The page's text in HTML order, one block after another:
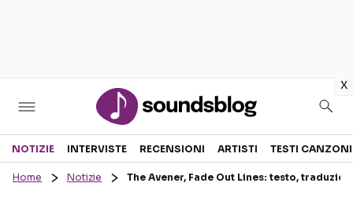
x
Sezioni
NOTIZIE INTERVISTE RECENSIONI ARTISTI TESTI CANZONI
Home Notizie The Avener, Fade Out Lines: testo,